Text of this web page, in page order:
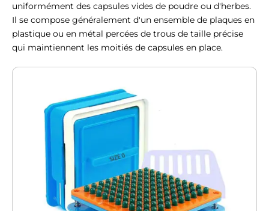
uniformément des capsules vides de poudre ou d'herbes.
Il se compose généralement d'un ensemble de plaques en
plastique ou en métal percées de trous de taille précise
qui maintiennent les moitiés de capsules en place.